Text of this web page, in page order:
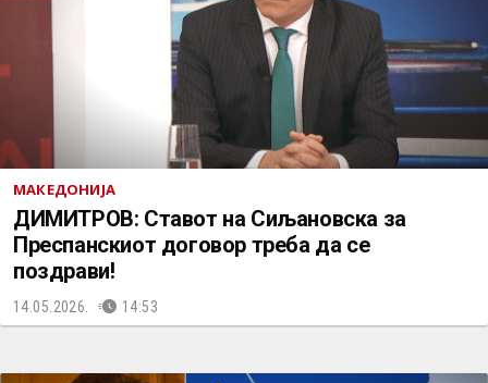
МАКЕДОНИЈА
ДИМИТРОВ: Ставот на Сиљановска за
Преспанскиот договор треба да се
поздрави!
14.05.2026. 14:53